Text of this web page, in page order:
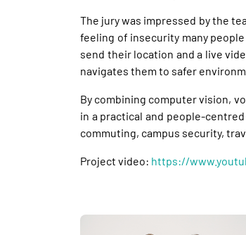
The jury was impressed by the
feeling of insecurity many
send their location and a live
navigates them to safer
By combining computer vision,
in a practical and people-
commuting, campus security,
Project video: https://